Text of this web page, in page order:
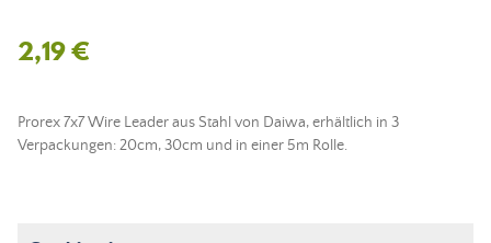
2,19 €
Prorex 7x7 Wire Leader aus Stahl von Daiwa, erhältlich in 3
Verpackungen: 20cm, 30cm und in einer 5m Rolle.